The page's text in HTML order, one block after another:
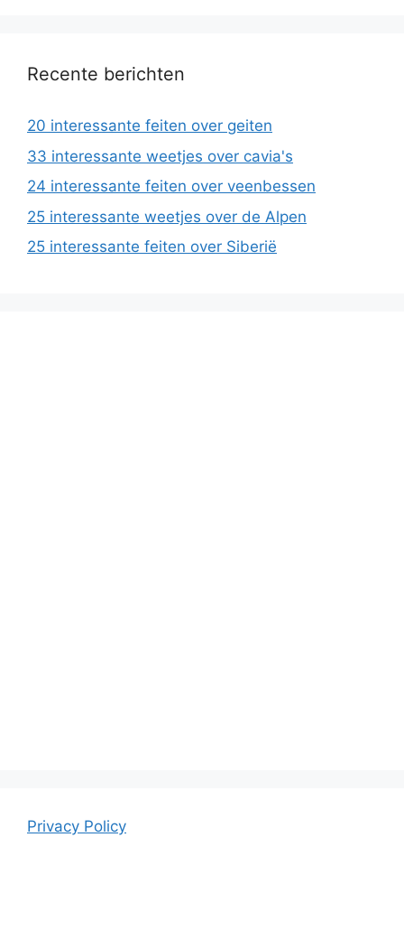
Recente berichten
20 interessante feiten over geiten
33 interessante weetjes over cavia's
24 interessante feiten over veenbessen
25 interessante weetjes over de Alpen
25 interessante feiten over Siberië
Privacy Policy